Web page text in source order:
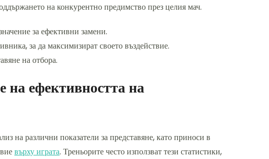
на конкурентно предимство през целия мач.
за ефективни замени.
за да максимизират своето въздействие.
на отбора.
на ефективността на
на различни показатели за представяне, като приноси в
върху играта. Треньорите често използват тези статистики,